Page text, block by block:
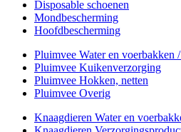
Disposable schoenen
Mondbescherming
Hoofdbescherming
Pluimvee Water en voerbakken
Pluimvee Kuikenverzorging
Pluimvee Hokken, netten
Pluimvee Overig
Knaagdieren Water en